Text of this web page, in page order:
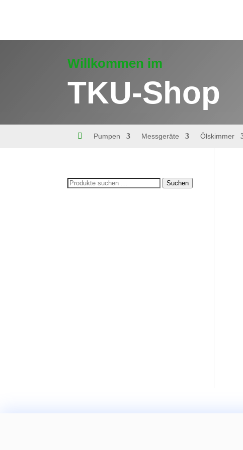
Willkommen im
TKU-Shop
 Pumpen Messgeräte Ölskimmer
Suchen
Suchen